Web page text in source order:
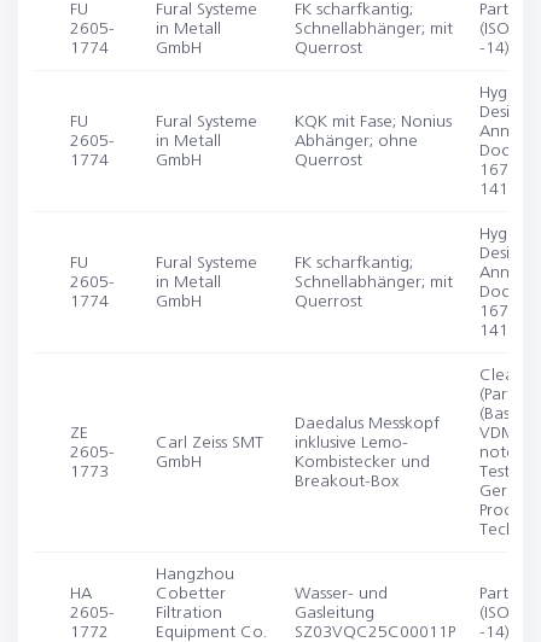
FU
2605-
1774
Fural Systeme
in Metall
GmbH
FK scharfkantig;
Schnellabhänger; mit
Querrost
(ISO
-14)
FU
2605-
1774
Fural Systeme
in Metall
GmbH
KQK mit Fase; Nonius
Abhänger; ohne
Querrost
Design
Annex
Doc. 8;
1672-
14159)
FU
2605-
1774
Fural Systeme
in Metall
GmbH
FK scharfkantig;
Schnellabhänger; mit
Querrost
Design
Annex
Doc. 8;
1672-
14159)
ZE
2605-
1773
Carl Zeiss SMT
GmbH
Daedalus Messkopf
inklusive Lemo-
Kombistecker und
Breakout-Box
(Based
VDMA
note
Test for
Germs
Process
HA
2605-
1772
Hangzhou
Cobetter
Filtration
Equipment Co.
Wasser- und
Gasleitung
SZ03VQC25C00011P
(ISO
-14)